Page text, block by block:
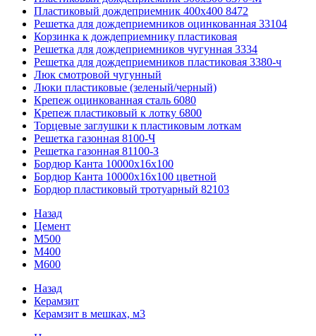
Пластиковый дождеприемник 400x400 8472
Решетка для дождеприемников оцинкованная 33104
Корзинка к дождеприемнику пластиковая
Решетка для дождеприемников чугунная 3334
Решетка для дождеприемников пластиковая 3380-ч
Люк смотровой чугунный
Люки пластиковые (зеленый/черный)
Крепеж оцинкованная сталь 6080
Крепеж пластиковый к лотку 6800
Торцевые заглушки к пластиковым лоткам
Решетка газонная 8100-Ч
Решетка газонная 81100-З
Бордюр Канта 10000x16x100
Бордюр Канта 10000x16x100 цветной
Бордюр пластиковый тротуарный 82103
Назад
Цемент
М500
М400
М600
Назад
Керамзит
Керамзит в мешках, м3